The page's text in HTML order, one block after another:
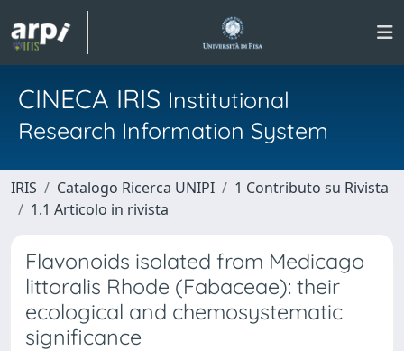
CINECA IRIS Institutional
Research Information System
IRIS Catalogo Ricerca UNIPI
1 Contributo su Rivista
1.1 Articolo in rivista
Flavonoids isolated from Medicago
littoralis Rhode (Fabaceae): their
ecological and chemosystematic
significance